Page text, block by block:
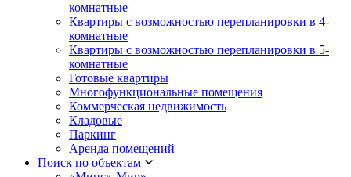
комнатные
Квартиры с возможностью перепланировки в 4-
комнатные
Квартиры с возможностью перепланировки в 5-
комнатные
Готовые квартиры
Многофункциональные помещения
Коммерческая недвижимость
Кладовые
Паркинг
Аренда помещений
Поиск по объектам